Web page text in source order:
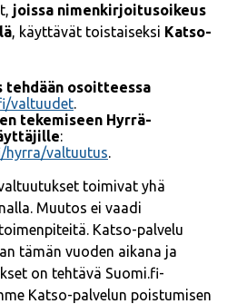
joissa nimenkirjoitusoikeus
, käyttävät toistaiseksi Katso-
osoitteessa
valtuudet
tekemiseen Hyrrä-
:
hyrra/valtuutus
toimivat yhä
Muutos ei vaadi
Katso-palvelu
tämän vuoden aikana ja
on tehtävä Suomi.fi-
Katso-palvelun poistumisen